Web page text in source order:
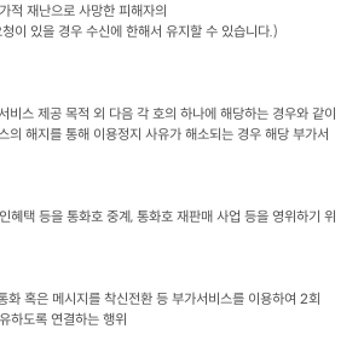
적 재난으로 사망한 피해자의
이 있을 경우 수신에 한해서 유지할 수 있습니다.)
비스 제공 목적 외 다음 각 호의 하나에 해당하는 경우와 같이
의 해지를 통해 이용정지 사유가 해소되는 경우 해당 부가서
혜택 등을 통화호 중계 , 통화호 재판매 사업 등을 영위하기 위
화 혹은 메시지를 착신전환 등 부가서비스를 이용하여 2회
하도록 연결하는 행위